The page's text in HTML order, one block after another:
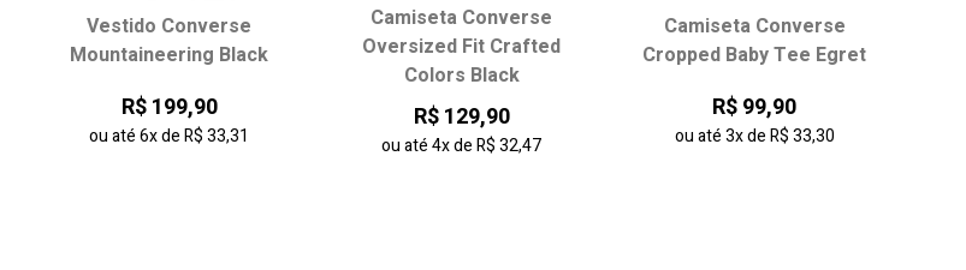
GG
Escolha seu tamanho:
M G
Vestido Converse
Mountaineering Black
R$ 199,90
ou até6xdeR$ 33,31
Camiseta Converse
Oversized Fit Crafted
Colors Black
R$ 129,90
ou até4xdeR$ 32,47
Camiseta Converse
Cropped Baby Tee Egret
R$ 99,90
ou até3xdeR$ 33,30